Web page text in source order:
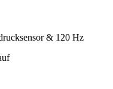
& 120 Hz